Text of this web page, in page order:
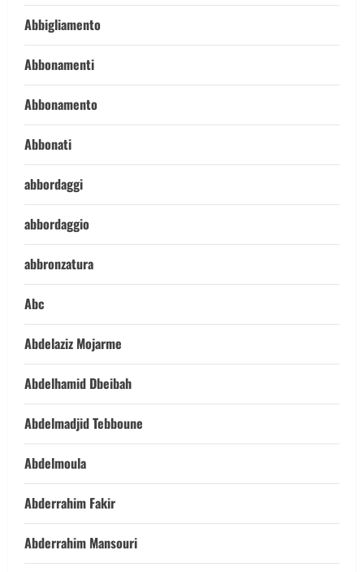
Abbigliamento
Abbonamenti
Abbonamento
Abbonati
abbordaggi
abbordaggio
abbronzatura
Abc
Abdelaziz Mojarme
Abdelhamid Dbeibah
Abdelmadjid Tebboune
Abdelmoula
Abderrahim Fakir
Abderrahim Mansouri